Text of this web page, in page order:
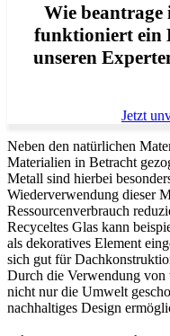
Wie beantrage
funktioniert ein
unseren
Jetzt
Neben den natürlichen
Materialien in Betracht
Metall sind hierbei
Wiederverwendung dieser
Ressourcenverbrauch
Recyceltes Glas kann
als dekoratives Element
sich gut für
Durch die Verwendung
nicht nur die Umwelt
nachhaltiges Design